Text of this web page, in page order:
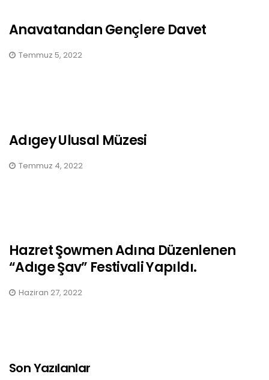
Anavatandan Gençlere Davet
Temmuz 5, 2022
Adıgey Ulusal Müzesi
Temmuz 4, 2022
Hazret Şowmen Adına Düzenlenen
“Adıge Şav” Festivali Yapıldı.
Haziran 27, 2022
Son Yazılanlar